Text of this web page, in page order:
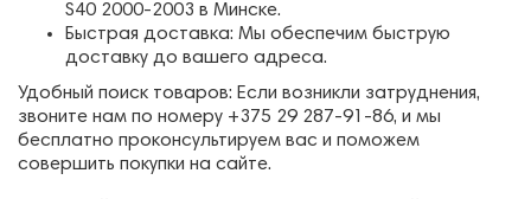
S40 2000-2003 в Минске.
Быстрая доставка: Мы обеспечим быструю
доставку до вашего адреса.
Удобный поиск товаров: Если возникли затруднения,
звоните нам по номеру +375 29 287-91-86, и мы
бесплатно проконсультируем вас и поможем
совершить покупки на сайте.